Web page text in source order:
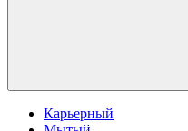
Карьерный